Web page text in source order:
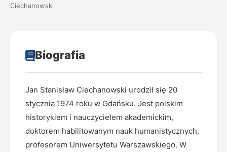
Ciechanowski
Biografia
Jan Stanisław Ciechanowski urodził się 20
stycznia 1974 roku w Gdańsku. Jest polskim
historykiem i nauczycielem akademickim,
doktorem habilitowanym nauk humanistycznych,
profesorem Uniwersytetu Warszawskiego. W